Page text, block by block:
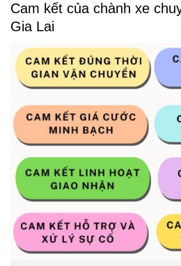
Cam kết của chành xe
Gia Lai